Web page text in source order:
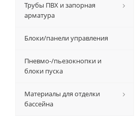
Трубы ПВХ и запорная
арматура
Блоки/панели управления
Пневмо-/пьезокнопки и
блоки пуска
Материалы для отделки
бассейна